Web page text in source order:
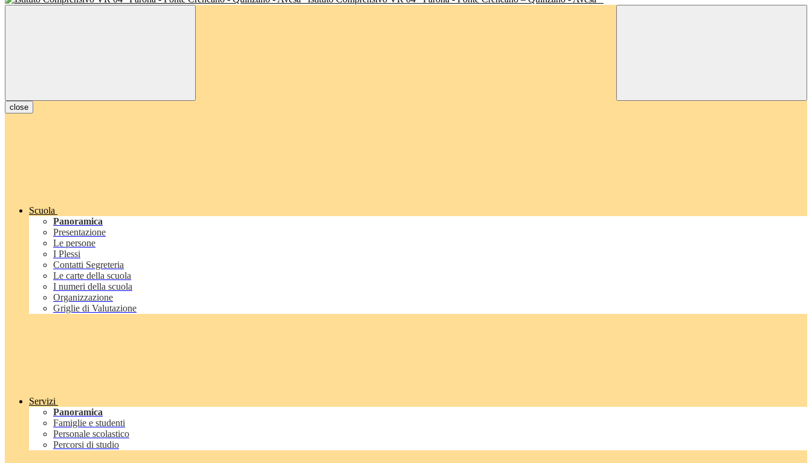
close
Scuola
Panoramica
Presentazione
Le persone
I Plessi
Contatti Segreteria
Le carte della scuola
I numeri della scuola
Organizzazione
Griglie di Valutazione
Servizi
Panoramica
Famiglie e studenti
Personale scolastico
Percorsi di studio